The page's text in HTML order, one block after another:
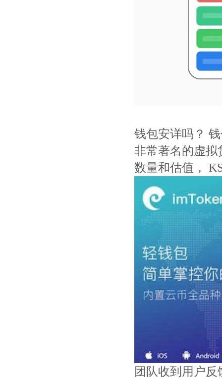
钱包安详吗？
非常著名的虚拟
数量和估值，
团队收到用户